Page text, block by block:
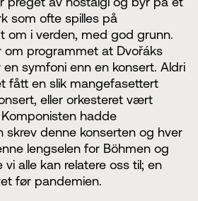
som ofte spilles på
om i verden, med god grunn.
om programmet at Dvořáks
symfoni enn en konsert. Aldri
fått en slik mangefasettert
eller orkesteret vært
hadde
skrev denne konserten og hver
lengselen for Böhmen og
vi alle kan relatere oss til; en
før pandemien.